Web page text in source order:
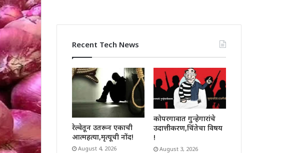
Recent Tech News
रेल्वेतून उतरून एकाची
आत्महत्या,मृत्यूची नोंद!
August 4, 2026
कोपरगावात गुन्हेगारांचे
उदात्तीकरण,चिंतेचा विषय
!
August 3, 2026